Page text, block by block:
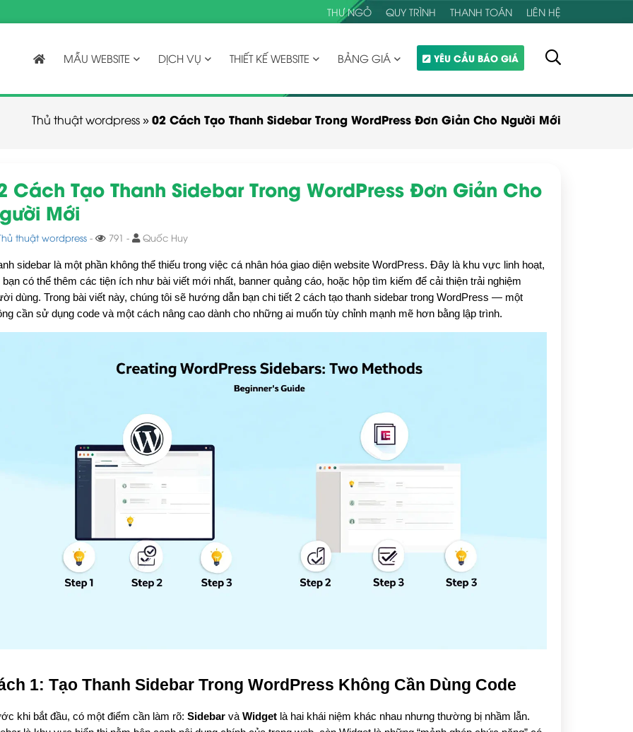
THƯ NGỎ QUY TRÌNH THANH TOÁN LIÊN HỆ
MẪU WEBSITE DỊCH VỤ THIẾT KẾ WEBSITE BẢNG GIÁ YÊU CẦU BÁO GIÁ
Thủ thuật wordpress»02 Cách Tạo Thanh Sidebar Trong WordPress Đơn Giản Cho Người Mới
Cách Tạo Thanh Sidebar Trong WordPress Đơn Giản Cho
Mới
thuật wordpress - 791 - Quốc Huy
sidebar là một phần không thể thiếu trong việc cá nhân hóa giao diện website WordPress. Đây là khu vực linh hoạt,
có thể thêm các tiện ích như bài viết mới nhất, banner quảng cáo, hoặc hộp tìm kiếm để cải thiện trải nghiệm
dùng. Trong bài viết này, chúng tôi sẽ hướng dẫn bạn chi tiết 2 cách tạo thanh sidebar trong WordPress — một
cần sử dụng code và một cách nâng cao dành cho những ai muốn tùy chỉnh mạnh mẽ hơn bằng lập trình.
1: Tạo Thanh Sidebar Trong WordPress Không Cần Dùng Code
khi bắt đầu, có một điểm cần làm rõ: Sidebar và Widget là hai khái niệm khác nhau nhưng thường bị nhầm lẫn.